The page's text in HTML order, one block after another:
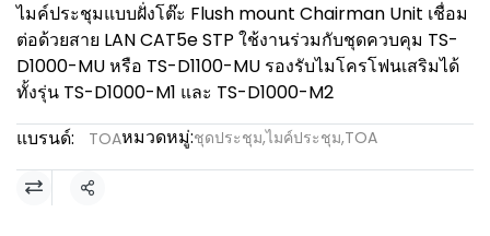
ไมค์ประชุมแบบฝั่งโต๊ะ Flush mount Chairman Unit เชื่อม
ต่อด้วยสาย LAN CAT5e STP ใช้งานร่วมกับชุดควบคุม TS-
D1000-MU หรือ TS-D1100-MU รองรับไมโครโฟนเสริมได้
ทั้งรุ่น TS-D1000-M1 และ TS-D1000-M2
แบรนด์:
TOAหมวดหมู่:ชุดประชุม,ไมค์ประชุม,TOA
แชร์